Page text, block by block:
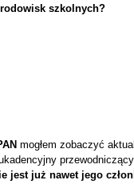
szkolnych?
mogłem zobaczyć
jest już nawet jego